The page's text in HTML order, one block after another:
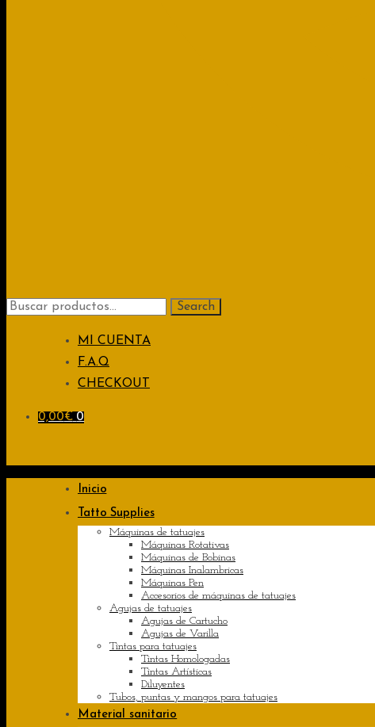
Search
for:
Search
MI CUENTA
F.A.Q
CHECKOUT
0,00€ 0
Inicio
Tatto Supplies
Máquinas de tatuajes
Máquinas Rotativas
Máquinas de Bobinas
Máquinas Inalambricas
Máquinas Pen
Accesorios de máquinas de tatuajes
Agujas de tatuajes
Agujas de Cartucho
Agujas de Varilla
Tintas para tatuajes
Tintas Homologadas
Tintas Artísticas
Diluyentes
Tubos, puntas y mangos para tatuajes
Material sanitario